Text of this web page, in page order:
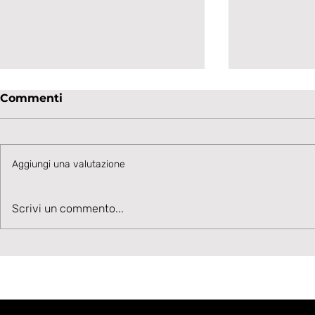
Talento in accelerazione:
Commenti
Aggiungi una valutazione
Scrivi un commento...